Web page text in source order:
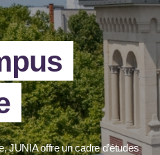
JUNIA offre un cadre d’études